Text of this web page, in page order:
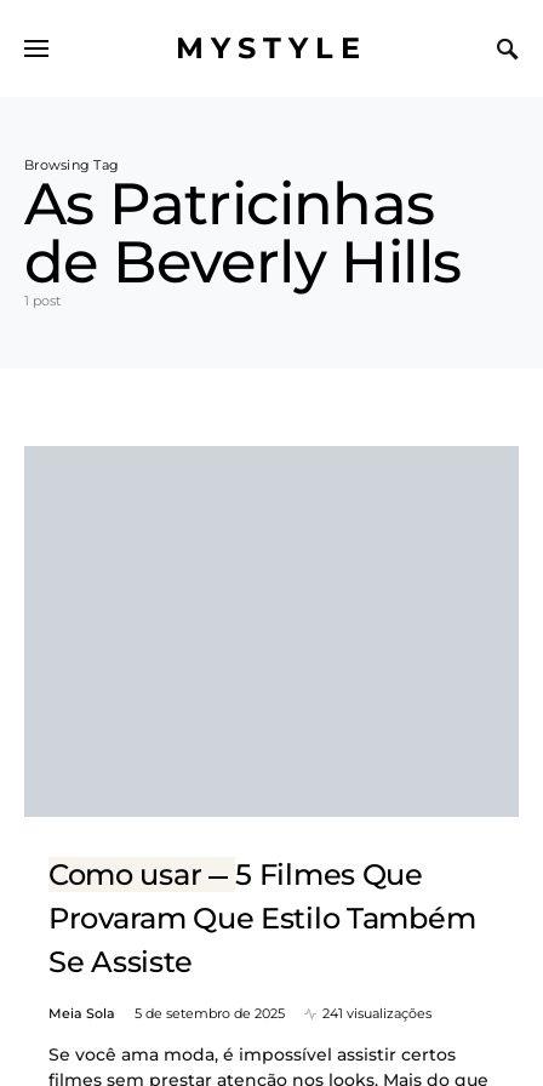
MYSTYLE
Browsing Tag
As Patricinhas
de Beverly Hills
1 post
Como usar
5 Filmes Que
Provaram Que Estilo Também
Se Assiste
Meia Sola 5 de setembro de 2025 241 visualizações
Se você ama moda, é impossível assistir certos
filmes sem prestar atenção nos looks. Mais do que